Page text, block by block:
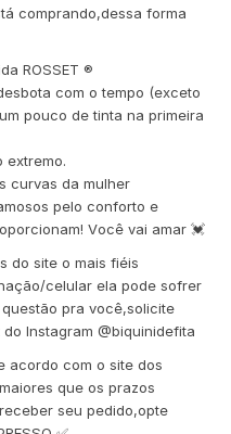
comprando,dessa forma
ROSSET ®️
com o tempo (exceto
pouco de tinta na primeira
extremo.
curvas da mulher
pelo conforto e
Você vai amar 💓
do site o mais fiéis
celular ela pode sofrer
pra você,solicite
Instagram @biquinidefita
acordo com o site dos
que os prazos
seu pedido,opte